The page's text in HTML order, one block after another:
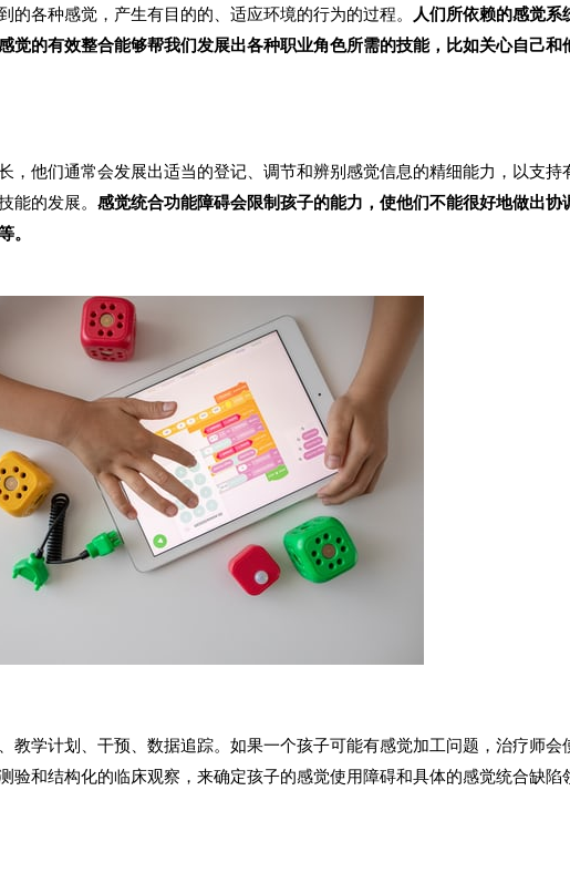
各种感觉，产生有目的的、适应环境的行为的过程。 人们所依赖的感觉系
觉的有效整合能够帮我们发展出各种职业角色所需的技能，比如关心自己和
，他们通常会发展出适当的登记、调节和辨别感觉信息的精细能力，以支持
的发展。 感觉统合功能障碍会限制孩子的能力，使他们不能很好地做出协
。
教学计划、干预、数据追踪。如果一个孩子可能有感觉加工问题，治疗师会
验和结构化的临床观察，来确定孩子的感觉使用障碍和具体的感觉统合缺陷